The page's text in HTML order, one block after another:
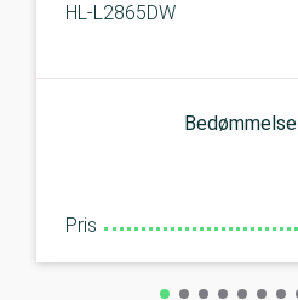
HL-L2865DW
Bedømmelse
Pris